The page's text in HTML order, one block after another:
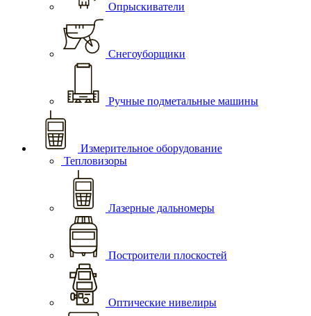
Опрыскиватели
Снегоуборщики
Ручные подметальные машины
Измерительное оборудование
Тепловизоры
Лазерные дальномеры
Построители плоскостей
Оптические нивелиры